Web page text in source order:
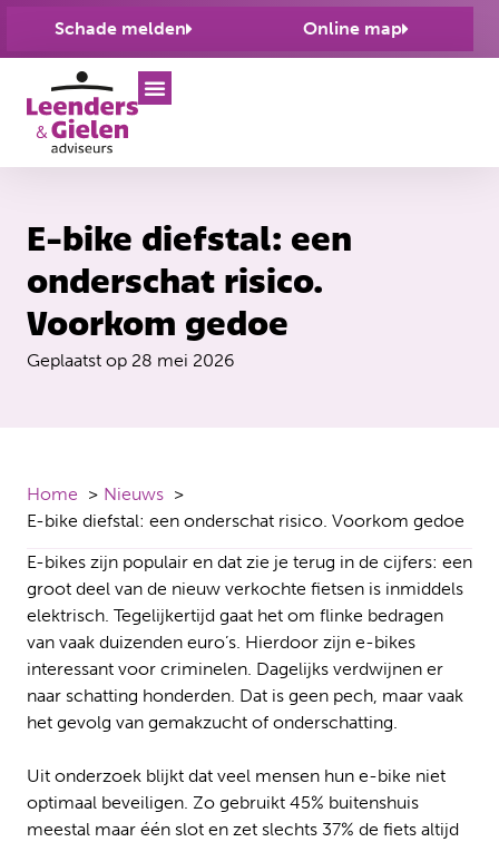
Schade melden Online map
E-bike diefstal: een
onderschat risico.
Voorkom gedoe
Geplaatst op 28 mei 2026
Home
Nieuws
E-bike diefstal: een onderschat risico. Voorkom gedoe
E-bikes zijn populair en dat zie je terug in de cijfers: een
groot deel van de nieuw verkochte fietsen is inmiddels
elektrisch. Tegelijkertijd gaat het om flinke bedragen
van vaak duizenden euro’s. Hierdoor zijn e-bikes
interessant voor criminelen. Dagelijks verdwijnen er
naar schatting honderden. Dat is geen pech, maar vaak
het gevolg van gemakzucht of onderschatting.
Uit onderzoek blijkt dat veel mensen hun e-bike niet
optimaal beveiligen. Zo gebruikt 45% buitenshuis
meestal maar één slot en zet slechts 37% de fiets altijd